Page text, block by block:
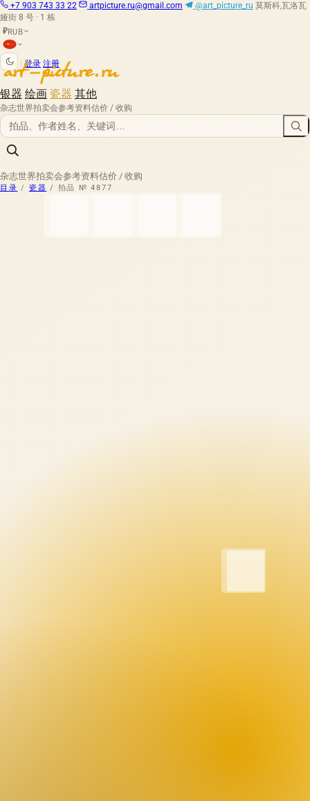
+7 903 743 33 22 artpicture.ru@gmail.com @art_picture_ru 莫斯科,瓦洛瓦
娅街 8 号 · 1 栋
₽RUB
登录 注册
银器 绘画 瓷器 其他
杂志世界拍卖会参考资料估价 / 收购
杂志世界拍卖会参考资料估价 / 收购
目录 / 瓷器 / 拍品 № 4877